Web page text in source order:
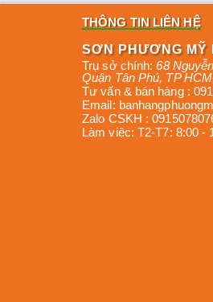
THÔNG TIN LIÊN HỆ
SƠN PHƯƠNG MỸ
Trụ sở chính:68
Quận Tân Phú, TP HCM
Tư vấn & bán hàng :
Email:
Zalo CSKH :
Làm việc: T2-T7: 8:00 -